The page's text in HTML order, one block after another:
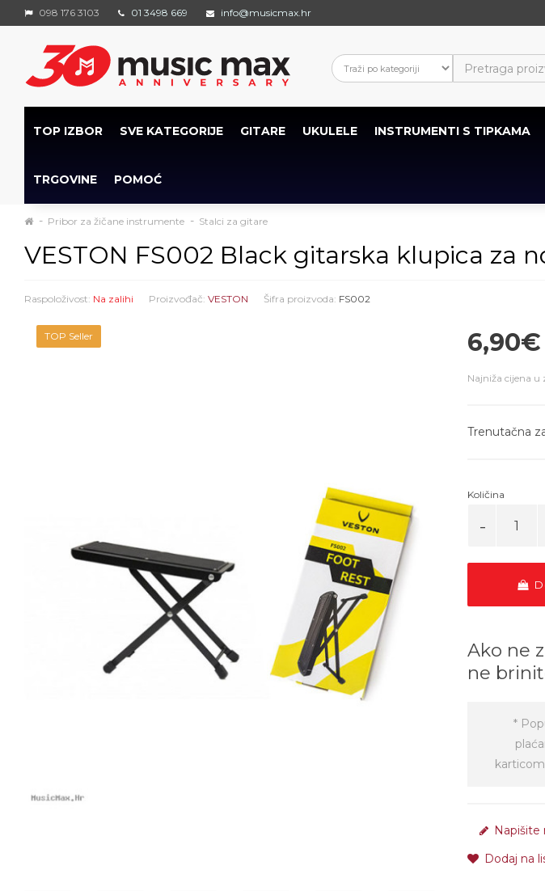
098 176 3103 01 3498 669 info@musicmax.hr
TOP IZBOR SVE KATEGORIJE GITARE UKULELE INSTRUMENTI S TIPKAMA
TRGOVINE POMOĆ
Pribor za žičane instrumente Stalci za gitare
VESTON FS002 Black gitarska klupica za
Raspoloživost: Na zalihi Proizvođač: VESTON Šifra proizvoda: FS002
TOP Seller 6,90€
Najniža cijena
Trenutačna
Količina
Ako ne
ne
*
Napišite
Dodaj na